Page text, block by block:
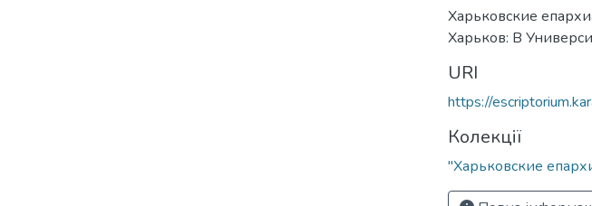
Харьковские
Харьков: В
URI
https://
Колекції
"Харьковские